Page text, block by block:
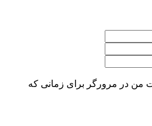
من در مرورگر برای زمانی که